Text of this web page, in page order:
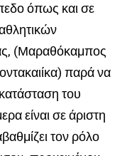
όπως και σε
(Μαραθόκαμπος
παρά να
του
είναι σε άριστη
τον ρόλο